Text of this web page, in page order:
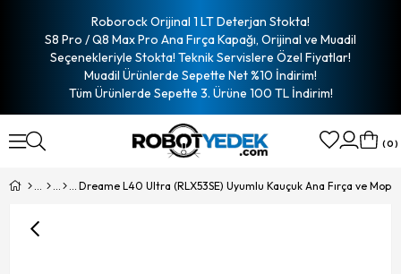
Roborock Orijinal 1 LT Deterjan Stokta!
S8 Pro / Q8 Max Pro Ana Fırça Kapağı, Orijinal ve Muadil
Seçenekleriyle Stokta! Teknik Servislere Özel Fiyatlar!
Muadil Ürünlerde Sepette Net %10 İndirim!
Tüm Ürünlerde Sepette 3. Ürüne 100 TL İndirim!
0
Dreame L40 Ultra (RLX53SE) Uyumlu Kauçuk Ana Fırça ve Mop-